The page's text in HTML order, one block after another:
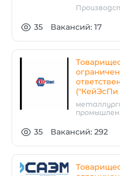
35 Вакансий: 17
("КейЭсПи
35 Вакансий: 292